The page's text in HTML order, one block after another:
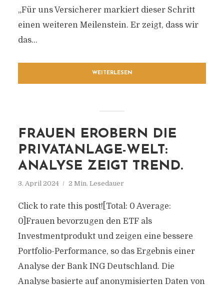
„Für uns Versicherer markiert dieser Schritt
einen weiteren Meilenstein. Er zeigt, dass wir
das...
WEITERLESEN
FRAUEN EROBERN DIE
PRIVATANLAGE-WELT:
ANALYSE ZEIGT TREND.
3. April 2024 2 Min. Lesedauer
Click to rate this post![Total: 0 Average:
0]Frauen bevorzugen den ETF als
Investmentprodukt und zeigen eine bessere
Portfolio-Performance, so das Ergebnis einer
Analyse der Bank ING Deutschland. Die
Analyse basierte auf anonymisierten Daten von